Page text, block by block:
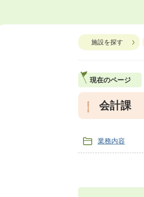
施設を探す
現在のページ
会計課
業務内容